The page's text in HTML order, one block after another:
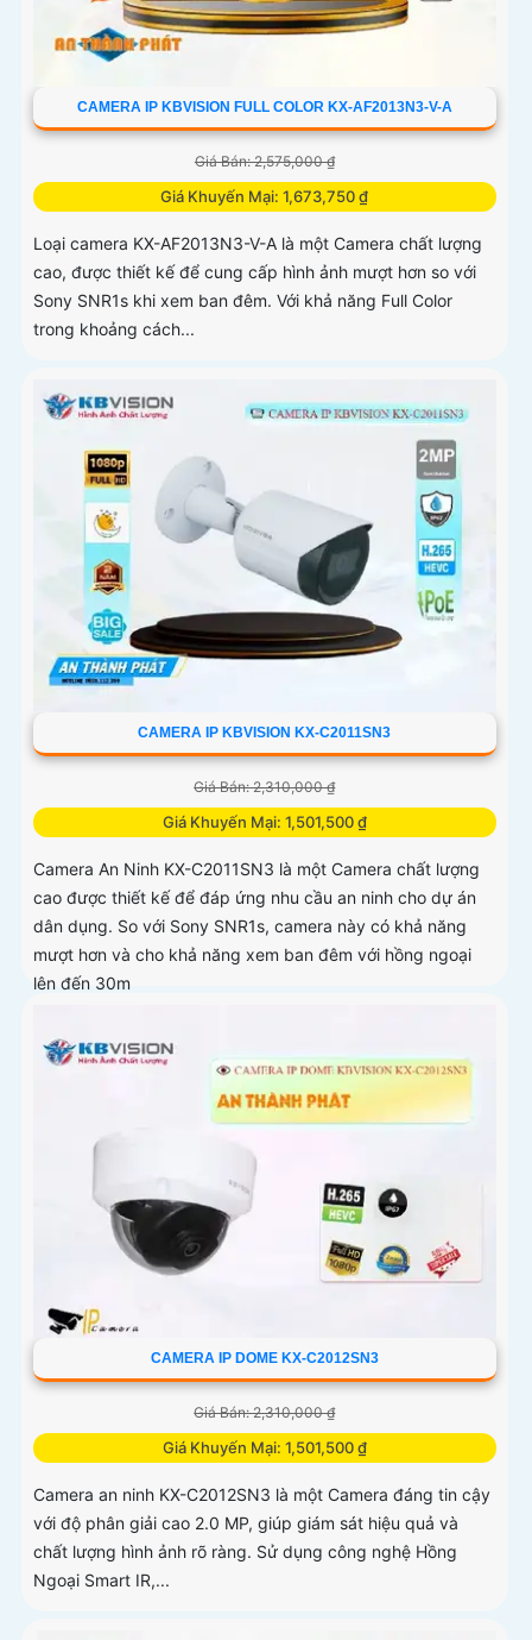
CAMERA IP KBVISION FULL COLOR KX-AF2013N3-V-A
Giá Bán: 2,575,000 ₫
Giá Khuyến Mại: 1,673,750 ₫
Loại camera KX-AF2013N3-V-A là một Camera chất lượng
cao, được thiết kế để cung cấp hình ảnh mượt hơn so với
Sony SNR1s khi xem ban đêm. Với khả năng Full Color
trong khoảng cách...
CAMERA IP KBVISION KX-C2011SN3
Giá Bán: 2,310,000 ₫
Giá Khuyến Mại: 1,501,500 ₫
Camera An Ninh KX-C2011SN3 là một Camera chất lượng
cao được thiết kế để đáp ứng nhu cầu an ninh cho dự án
dân dụng. So với Sony SNR1s, camera này có khả năng
mượt hơn và cho khả năng xem ban đêm với hồng ngoại
lên đến 30m
CAMERA IP DOME KX-C2012SN3
Giá Bán: 2,310,000 ₫
Giá Khuyến Mại: 1,501,500 ₫
Camera an ninh KX-C2012SN3 là một Camera đáng tin cậy
với độ phân giải cao 2.0 MP, giúp giám sát hiệu quả và
chất lượng hình ảnh rõ ràng. Sử dụng công nghệ Hồng
Ngoại Smart IR,...